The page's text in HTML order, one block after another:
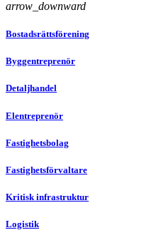
arrow_downward
Bostadsrättsförening
Byggentreprenör
Detaljhandel
Elentreprenör
Fastighetsbolag
Fastighetsförvaltare
Kritisk infrastruktur
Logistik